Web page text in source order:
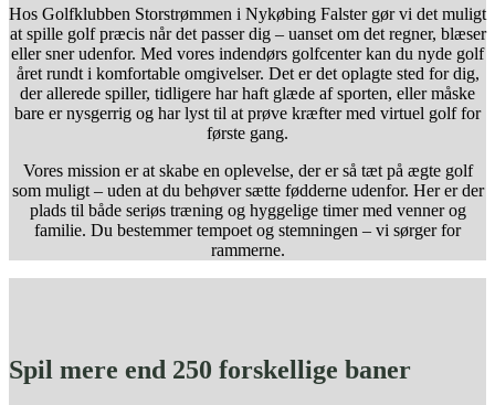
Hos Golfklubben Storstrømmen i Nykøbing Falster gør vi det muligt
at spille golf præcis når det passer dig – uanset om det regner, blæser
eller sner udenfor. Med vores indendørs golfcenter kan du nyde golf
året rundt i komfortable omgivelser. Det er det oplagte sted for dig,
der allerede spiller, tidligere har haft glæde af sporten, eller måske
bare er nysgerrig og har lyst til at prøve kræfter med virtuel golf for
første gang.
Vores mission er at skabe en oplevelse, der er så tæt på ægte golf
som muligt – uden at du behøver sætte fødderne udenfor. Her er der
plads til både seriøs træning og hyggelige timer med venner og
familie. Du bestemmer tempoet og stemningen – vi sørger for
rammerne.
Spil mere end 250 forskellige baner